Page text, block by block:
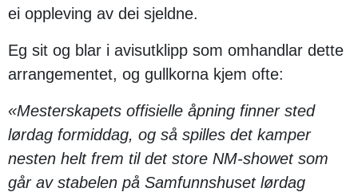
ei oppleving av dei sjeldne.
Eg sit og blar i avisutklipp som omhandlar dette
arrangementet, og gullkorna kjem ofte:
«Mesterskapets offisielle åpning finner sted
lørdag formiddag, og så spilles det kamper
nesten helt frem til det store NM-showet som
går av stabelen på Samfunnshuset lørdag